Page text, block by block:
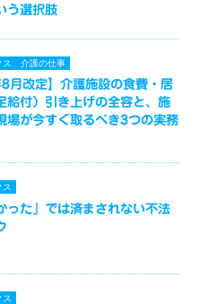
う選択肢
介護の仕事
8月改定】介護施設の食費・居
給付）引き上げの全容と、施
場が今すぐ取るべき3つの実務
った」では済まされない不法